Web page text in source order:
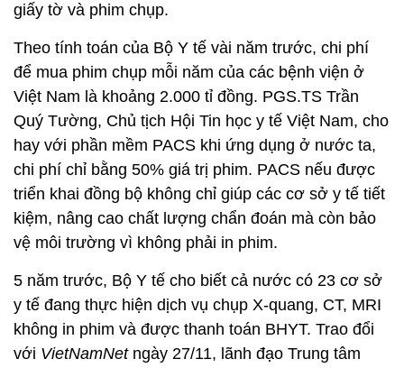
giấy tờ và phim chụp.
Theo tính toán của Bộ Y tế vài năm trước, chi phí
để mua phim chụp mỗi năm của các bệnh viện ở
Việt Nam là khoảng 2.000 tỉ đồng. PGS.TS Trần
Quý Tường, Chủ tịch Hội Tin học y tế Việt Nam, cho
hay với phần mềm PACS khi ứng dụng ở nước ta,
chi phí chỉ bằng 50% giá trị phim. PACS nếu được
triển khai đồng bộ không chỉ giúp các cơ sở y tế tiết
kiệm, nâng cao chất lượng chẩn đoán mà còn bảo
vệ môi trường vì không phải in phim.
5 năm trước, Bộ Y tế cho biết cả nước có 23 cơ sở
y tế đang thực hiện dịch vụ chụp X-quang, CT, MRI
không in phim và được thanh toán BHYT. Trao đổi
với VietNamNetngày 27/11, lãnh đạo Trung tâm